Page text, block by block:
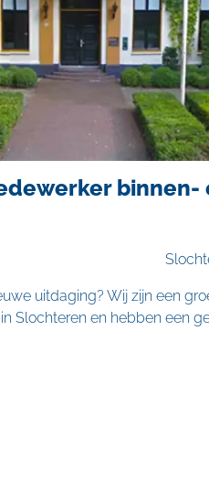
binnen-
uitdaging? Wij zijn een
Slochteren en hebben een